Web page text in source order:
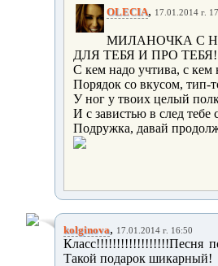
OLECIA, 17.01.2014 г.
МИЛАНОЧКА С
ДЛЯ ТЕБЯ И ПРО
С кем надо учтива, с кем
Порядок со вкусом, тип-
У ног у твоих целый
И с завистью в след тебе
Подружка, давай
kolginova, 17.01.2014 г. 16:50
Класс!!!!!!!!!!!!!!!!!!Песня
Такой подарок шикарный!